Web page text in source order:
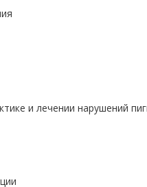
и лечении нарушений